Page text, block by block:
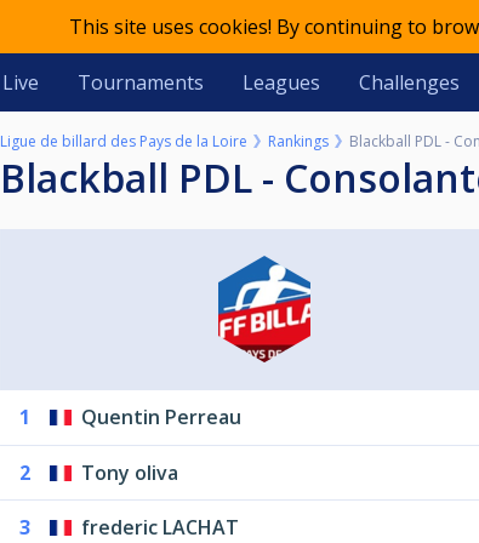
This site uses cookies! By continuing to
Live Tournaments Leagues Challenges
Ligue de billard des Pays de la Loire Rankings Blackball PDL -
Blackball PDL -
1 Quentin Perreau
2 Tony oliva
3 frederic LACHAT